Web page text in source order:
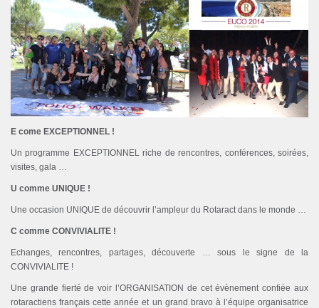
E come EXCEPTIONNEL !
Un programme EXCEPTIONNEL riche de rencontres, conférences, soirées,
visites, gala …
U comme UNIQUE !
Une occasion UNIQUE de découvrir l’ampleur du Rotaract dans le monde …
C comme CONVIVIALITE !
Echanges, rencontres, partages, découverte … sous le signe de la
CONVIVIALITE !
Une grande fierté de voir l’ORGANISATION de cet évènement confiée aux
rotaractiens français cette année et un grand bravo à l’équipe organisatrice